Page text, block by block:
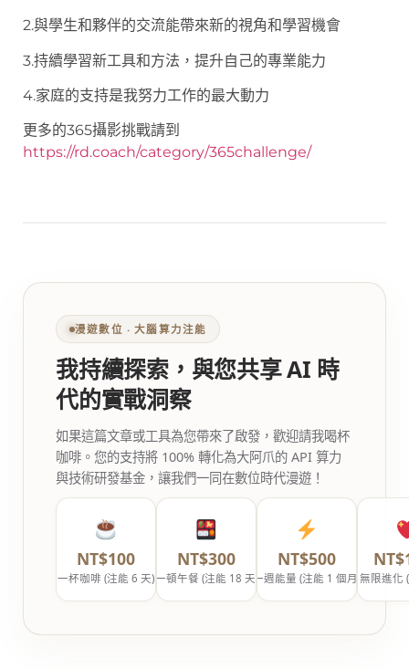
2.與學生和夥伴的交流能帶來新的視角和學習機會
3.持續學習新工具和方法，提升自己的專業能力
4.家庭的支持是我努力工作的最大動力
更多的365攝影挑戰請到
https://rd.coach/category/365challenge/
漫遊數位 ‧ 大腦算力注能
我持續探索，與您共享 AI 時
代的實戰洞察
如果這篇文章或工具為您帶來了啟發，歡迎請我喝杯
咖啡。您的支持將 100% 轉化為大阿爪的 API 算力
與技術研發基金，讓我們一同在數位時代漫遊！
NT$100
一杯咖啡 (注能 6 天)
NT$300
一頓午餐 (注能 18 天)
NT$500
一週能量 (注能 1 個月)無限進化